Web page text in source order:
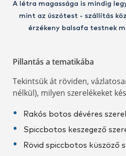
A létra magassága is mindig
mint az úszótest - szállítás
érzékeny balsafa testnek
Pillantás a tematikába
Tekintsük át röviden,
nélkül), milyen szerelékeket
Rakós botos dévéres
Spiccbotos keszegező
Rövid spiccbotos küszöző